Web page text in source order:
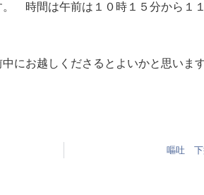
。 時間は午前は１０時１５分から１
お越しくださるとよいかと思います
嘔吐 下